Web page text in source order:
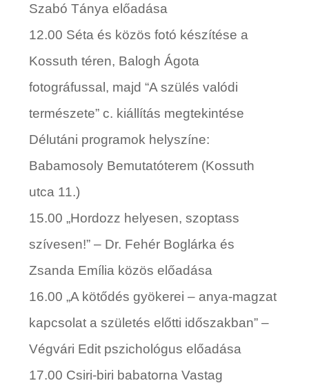
Szabó Tánya előadása
12.00 Séta és közös fotó készítése a
Kossuth téren, Balogh Ágota
fotográfussal, majd “A szülés valódi
természete” c. kiállítás megtekintése
Délutáni programok helyszíne:
Babamosoly Bemutatóterem (Kossuth
utca 11.)
15.00 „Hordozz helyesen, szoptass
szívesen!” – Dr. Fehér Boglárka és
Zsanda Emília közös előadása
16.00 „A kötődés gyökerei – anya-magzat
kapcsolat a születés előtti időszakban” –
Végvári Edit pszichológus előadása
17.00 Csiri-biri babatornaVastag